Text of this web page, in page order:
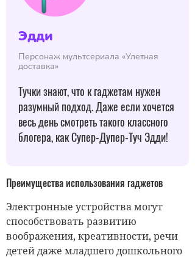
Эдди
Персонаж мультсериала «Улетная
доставка»
Тучки знают, что к гаджетам нужен
разумный подход. Даже если хочется
весь день смотреть такого классного
блогера, как Супер-Дупер-Туч Эдди!
Преимущества использования гаджетов
Электронные устройства могут
способствовать развитию
воображения, креативности, речи
детей даже младшего дошкольного